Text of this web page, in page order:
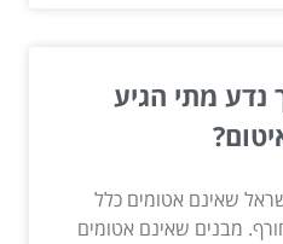
נדע מתי הגיע
שאינם אטומים כלל
מבנים שאינם אטומים